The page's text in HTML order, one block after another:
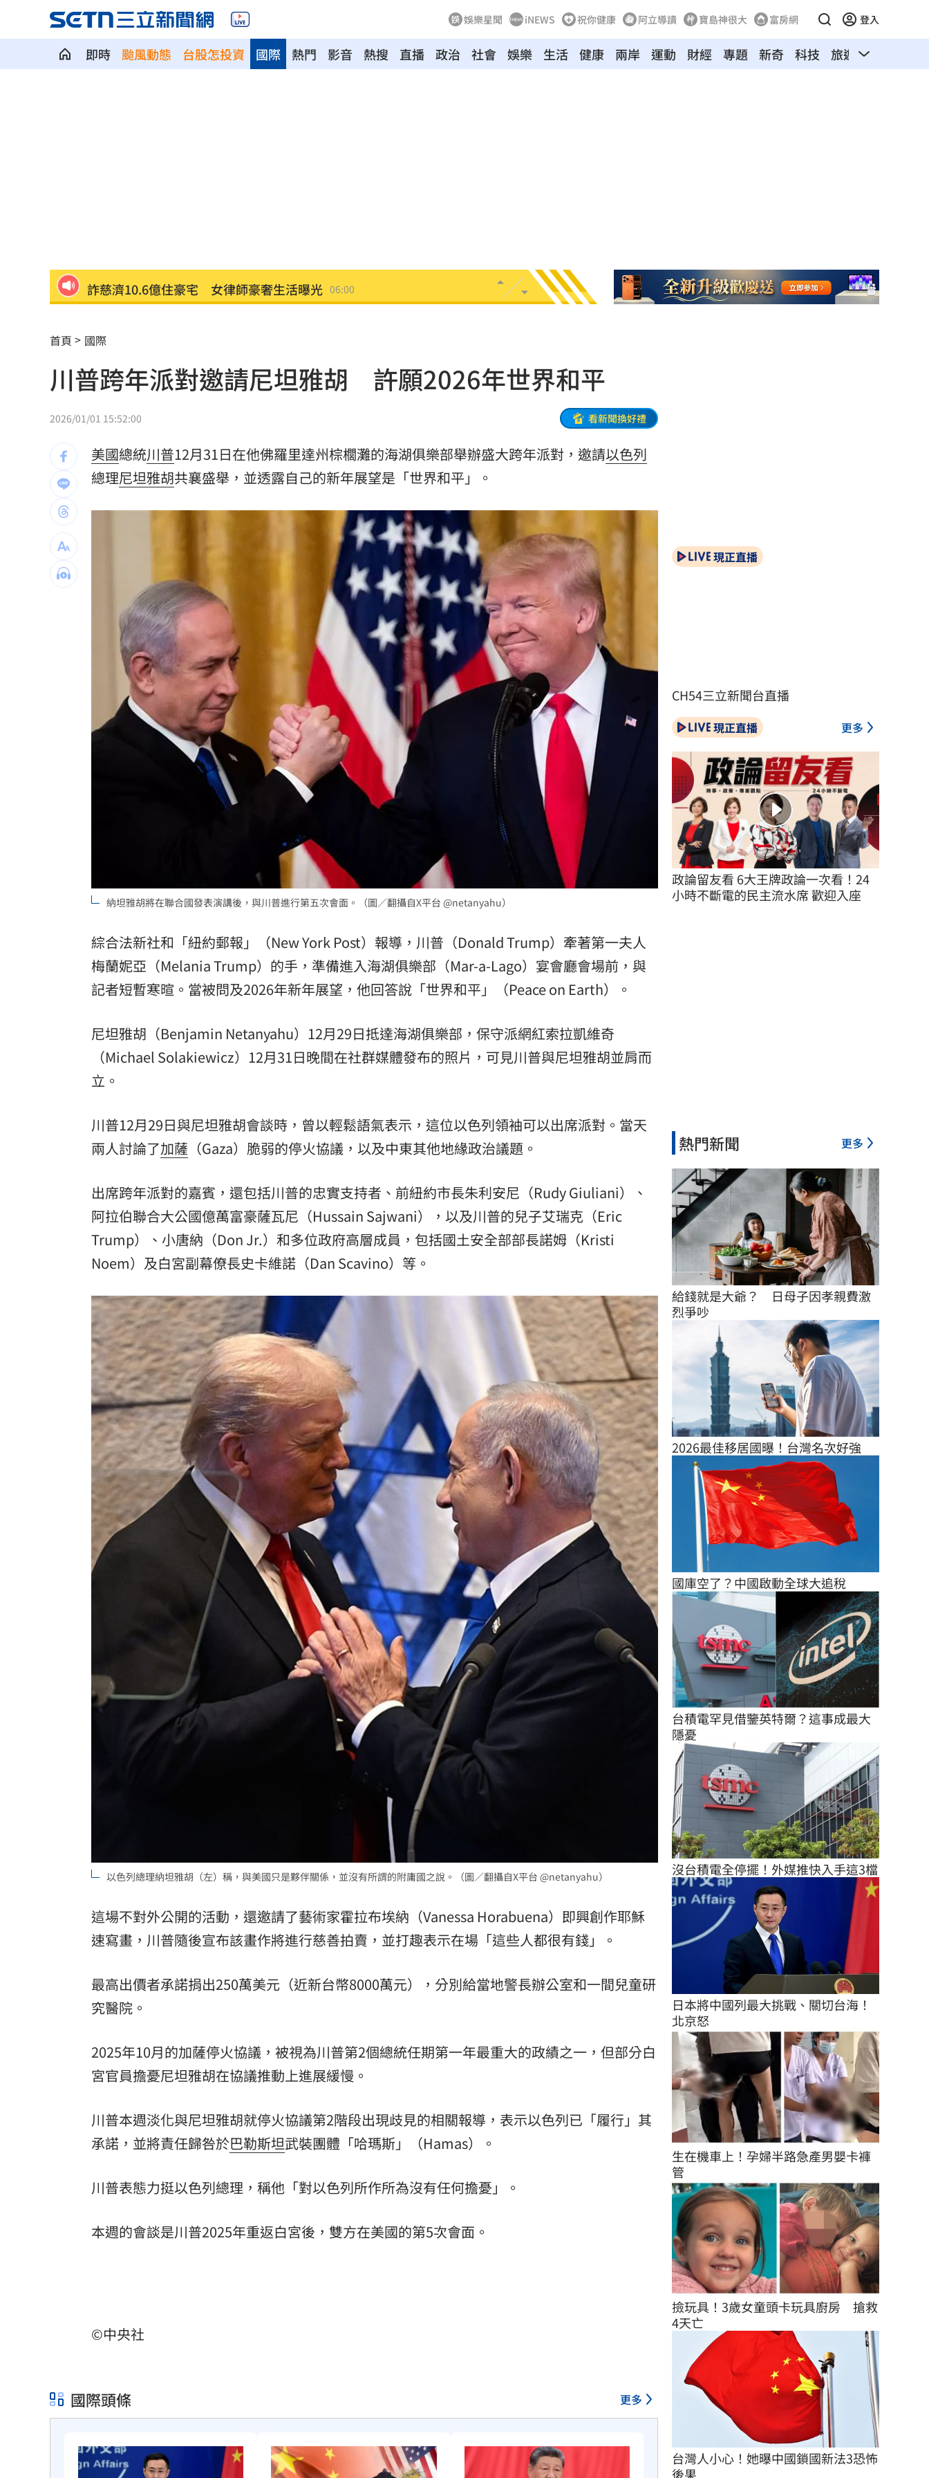
娛樂星聞 iNEWS 祝你健康 阿立導讀 寶島神很大 富房網 登入
即時 颱風動態 台股怎投資 熱門 影音 熱搜 直播 政治 社會 娛樂 生活 健康
國際 兩岸 運動 財經 專題 新奇 科技 旅遊 汽車
美股多收黑！道瓊跌464點 費半小漲39點 06:12
詐慈濟10.6億住豪宅 女律師豪奢生活曝光 06:00
女律師為何騙到慈濟10億？李怡貞驚揭身分
淚別高希均！沈春華悲痛揭私下真面目 05:48
外資買超20億元 狂掃這檔近4萬張居冠！
北京爆不滿對台軍售 美國防官員訪中受阻
韓股又出事？高盛喊出「新目標價」 05:35
台北市長投票結果曝 她驚喊：蔣該緊張了 05:33
05:32
設備大廠的「他」！上半年獲利達去年6成 05:30
外資砍它2萬張 38萬股東拿綠螢光棒自嗨 05:30
美降關稅歐盟新制 創新板助攻電動車！ 05:25
明放颱風假？白海豚「最新暴風侵襲率」曝 05:11
台灣彩券開獎直播中 20:31
LIVE三立+24小時直播 15:27
三立iNEWS新聞台線上直播 18:00
理想混蛋號召粉絲跨海追星吃美食！ 18:15
首頁 國際
川普跨年派對邀請尼坦雅胡 許願2026年世界和平
2026/01/01 15:52:00 看新聞換好禮
美國總統川普12月31日在他佛羅里達州棕櫚灘的海湖俱樂部舉辦盛大跨年派對，邀請以色列
總理尼坦雅胡共襄盛舉，並透露自己的新年展望是「世界和平」。
納坦雅胡將在聯合國發表演講後，與川普進行第五次會面。（圖／翻攝自X平台 @netanyahu）
綜合法新社和「紐約郵報」（New York Post）報導，川普（Donald Trump）牽著第一夫人
梅蘭妮亞（Melania Trump）的手，準備進入海湖俱樂部（Mar-a-Lago）宴會廳會場前，與
記者短暫寒暄。當被問及2026年新年展望，他回答說「世界和平」（Peace on Earth）。
尼坦雅胡（Benjamin Netanyahu）12月29日抵達海湖俱樂部，保守派網紅索拉凱維奇
（Michael Solakiewicz）12月31日晚間在社群媒體發布的照片，可見川普與尼坦雅胡並肩而
立。
川普12月29日與尼坦雅胡會談時，曾以輕鬆語氣表示，這位以色列領袖可以出席派對。當天
兩人討論了加薩 （Gaza）脆弱的停火協議，以及中東其他地緣政治議題。
出席跨年派對的嘉賓，還包括川普的忠實支持者、前紐約市長朱利安尼（Rudy Giuliani）、
阿拉伯聯合大公國億萬富豪薩瓦尼（Hussain Sajwani），以及川普的兒子艾瑞克（Eric
Trump）、小唐納（Don Jr.）和多位政府高層成員，包括國土安全部部長諾姆（Kristi
Noem）及白宮副幕僚長史卡維諾（Dan Scavino）等。
以色列總理納坦雅胡（左）稱，與美國只是夥伴關係，並沒有所謂的附庸國之說。（圖／翻攝自X平台 @netanyahu）
這場不對外公開的活動，還邀請了藝術家霍拉布埃納（Vanessa Horabuena）即興創作耶穌
速寫畫，川普隨後宣布該畫作將進行慈善拍賣，並打趣表示在場「這些人都很有錢」。
最高出價者承諾捐出250萬美元（近新台幣8000萬元），分別給當地警長辦公室和一間兒童研
究醫院。
2025年10月的加薩停火協議，被視為川普第2個總統任期第一年最重大的政績之一，但部分白
宮官員擔憂尼坦雅胡在協議推動上進展緩慢。
川普本週淡化與尼坦雅胡就停火協議第2階段出現歧見的相關報導，表示以色列已「履行」其
承諾，並將責任歸咎於巴勒斯坦武裝團體「哈瑪斯」（Hamas）。
川普表態力挺以色列總理，稱他「對以色列所作所為沒有任何擔憂」。
本週的會談是川普2025年重返白宮後，雙方在美國的第5次會面。
©中央社
國際頭條 更多
現正直播
CH54三立新聞台直播
現正直播 更多
政論留友看 6大王牌政論一次看！24
小時不斷電的民主流水席 歡迎入座
熱門新聞 更多
給錢就是大爺？　日母子因孝親費激
烈爭吵
2026最佳移居國曝！台灣名次好強
國庫空了？中國啟動全球大追稅
台積電罕見借鑒英特爾？這事成最大
隱憂
沒台積電全停擺！外媒推快入手這3檔
日本將中國列最大挑戰、關切台海！
北京怒
生在機車上！孕婦半路急產男嬰卡褲
管
撿玩具！3歲女童頭卡玩具廚房　搶救
4天亡
台灣人小心！她曝中國鎖國新法3恐怖
後果